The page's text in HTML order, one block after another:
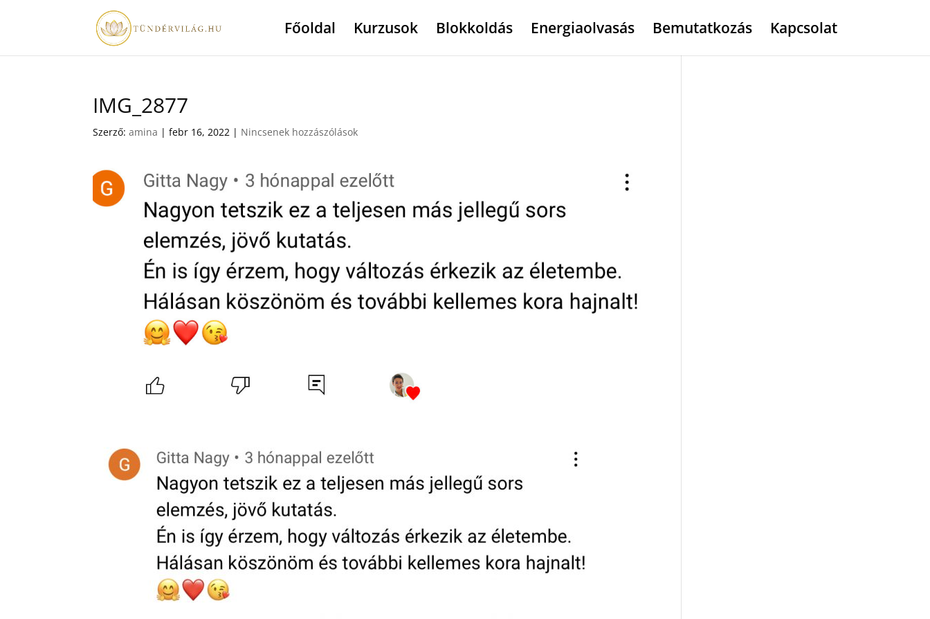
Főoldal Kurzusok Blokkoldás Energiaolvasás Bemutatkozás Kapcsolat
IMG_2877
Szerző:amina |febr 16, 2022 | Nincsenek hozzászólások